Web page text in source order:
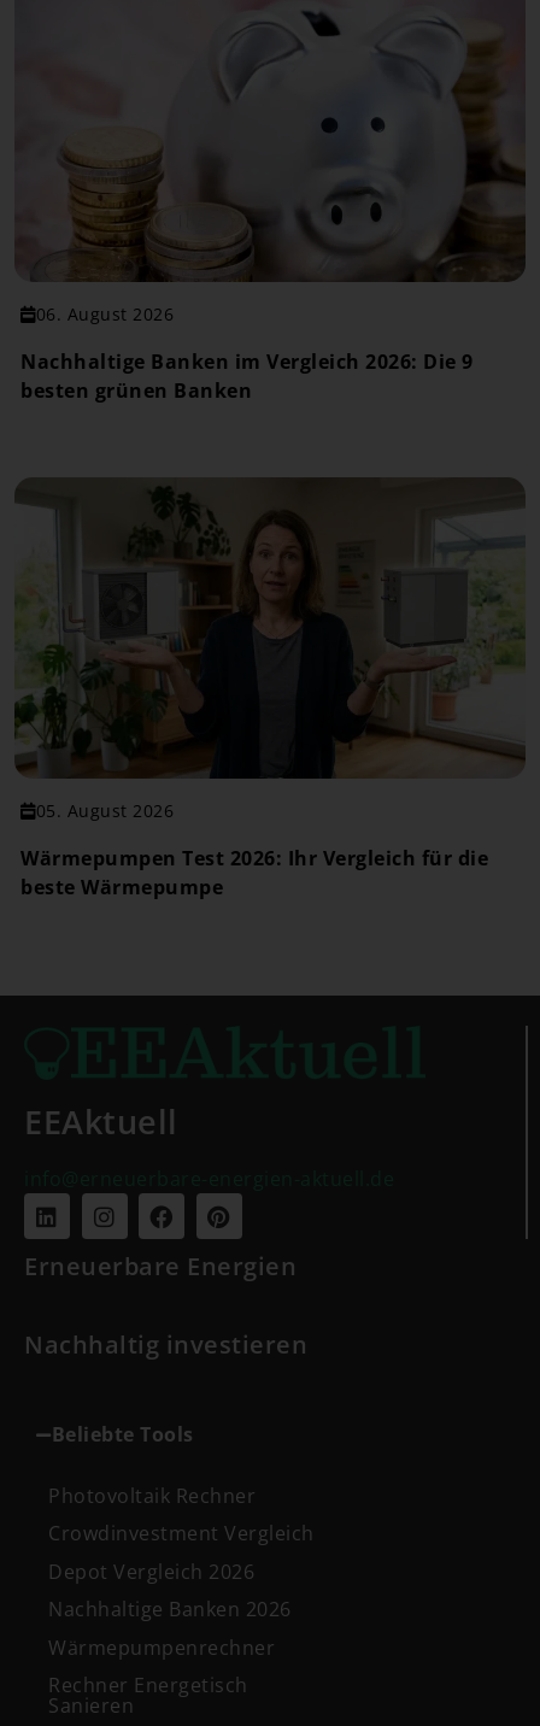
06. August 2026
Nachhaltige Banken im Vergleich 2026: Die 9
besten grünen Banken
05. August 2026
Wärmepumpen Test 2026: Ihr Vergleich für die
beste Wärmepumpe
EEAktuell
Erneuerbare Energien
Nachhaltig investieren
Beliebte Tools
Photovoltaik Rechner
Crowdinvestment Vergleich
Depot Vergleich 2026
Nachhaltige Banken 2026
Wärmepumpenrechner
Rechner Energetisch
Sanieren